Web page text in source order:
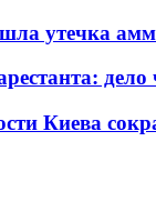
утечка
Киева